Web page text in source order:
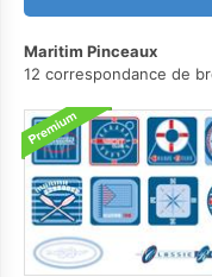
Maritim Pinceaux
12 correspondance de